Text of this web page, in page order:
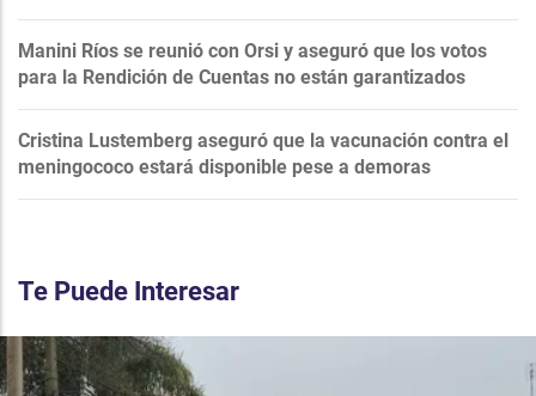
Manini Ríos se reunió con Orsi y aseguró que los votos
para la Rendición de Cuentas no están garantizados
Cristina Lustemberg aseguró que la vacunación contra el
meningococo estará disponible pese a demoras
Te Puede Interesar